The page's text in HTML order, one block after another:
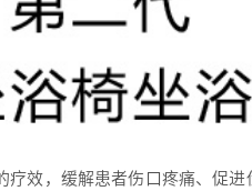
效，缓解患者伤口疼痛、促